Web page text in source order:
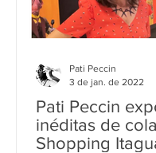
Pati Peccin
inéditas de
Shopping
Pati Peccin
3 de jan. de 2022